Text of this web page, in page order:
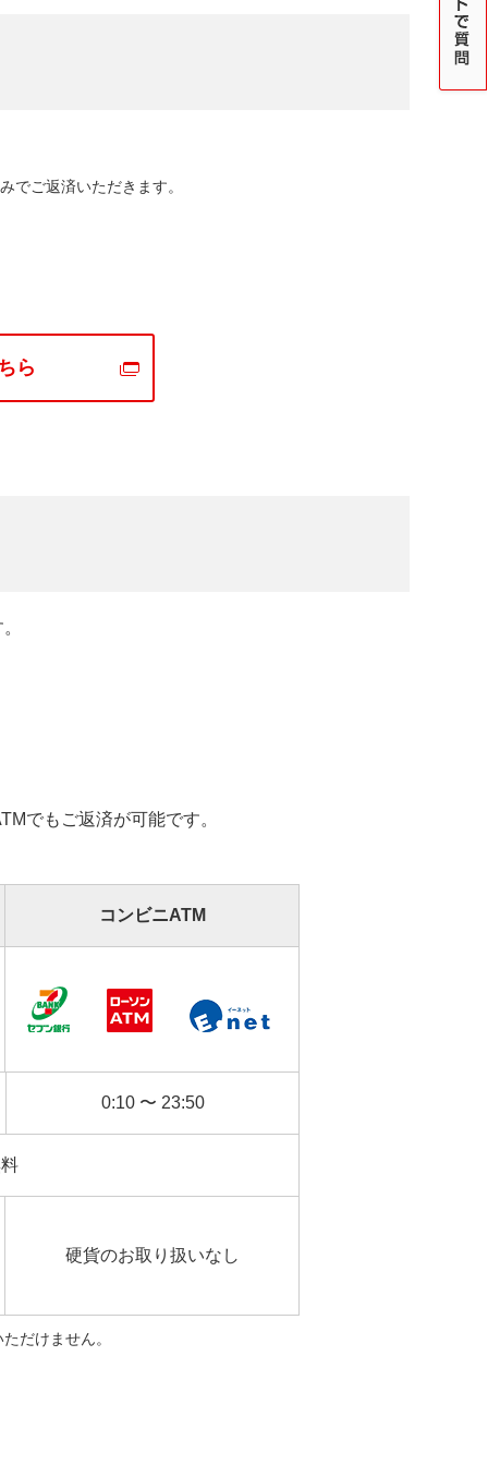
でご返済いただきます。
ら
でもご返済が可能です。
コンビニATM
0:10 〜 23:50
硬貨のお取り扱いなし
だけません。